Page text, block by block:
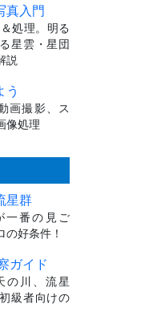
真入門
処理。明る
星雲・星団
説
う
画撮影、ス
像処理
星群
一番の見ご
の好条件！
ガイド
の川、流星
級者向けの